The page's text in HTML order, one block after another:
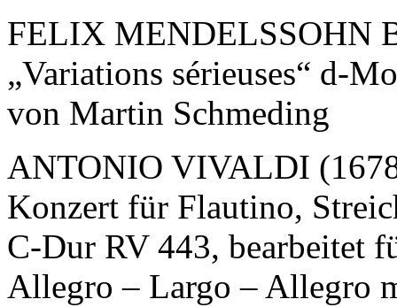
FELIX MENDELSSOHN
„Variations sérieuses“ d-
von Martin Schmeding
ANTONIO VIVALDI
Konzert für Flautino,
C-Dur RV 443, bearbeitet
Allegro – Largo – Allegro